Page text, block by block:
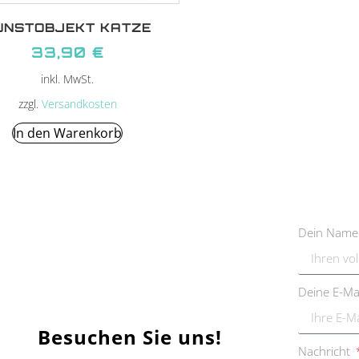
KATZE
33,90 €
inkl. MwSt.
zzgl. Versandkosten
In den Warenkorb
Besuchen Sie uns!
Dein
Deine E-
Nachricht